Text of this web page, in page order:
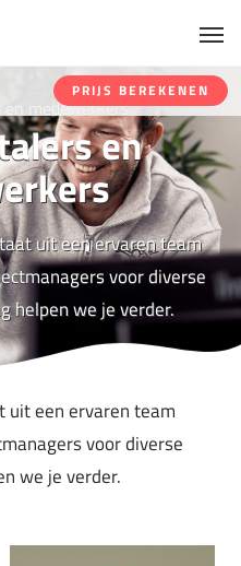
PRIJS BEREKENEN
en medewerkers
en
uit een ervaren team
voor diverse
helpen we je verder.
uit een ervaren team
voor diverse
we je verder.